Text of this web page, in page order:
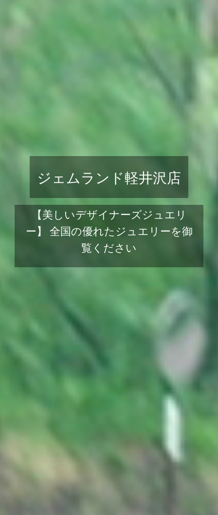
ジェムランド軽井沢店
【美しいデザイナーズジュエリ
ー】 全国の優れたジュエリーを御
覧ください